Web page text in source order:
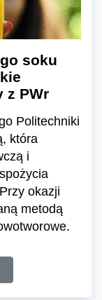
soku
z PWr
Politechniki
która
i
okazji
metodą